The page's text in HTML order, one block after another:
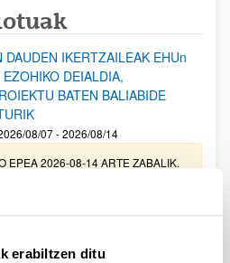
erabiltzen ditu
DAUDEN IKERTZAILEAK EHUn
DEIALDIA,
BATEN BALIABIDE
08/07 - 2026/08/14
EPEA 2026-08-14 ARTE ZABALIK.
eta Funts Bibliografikoak